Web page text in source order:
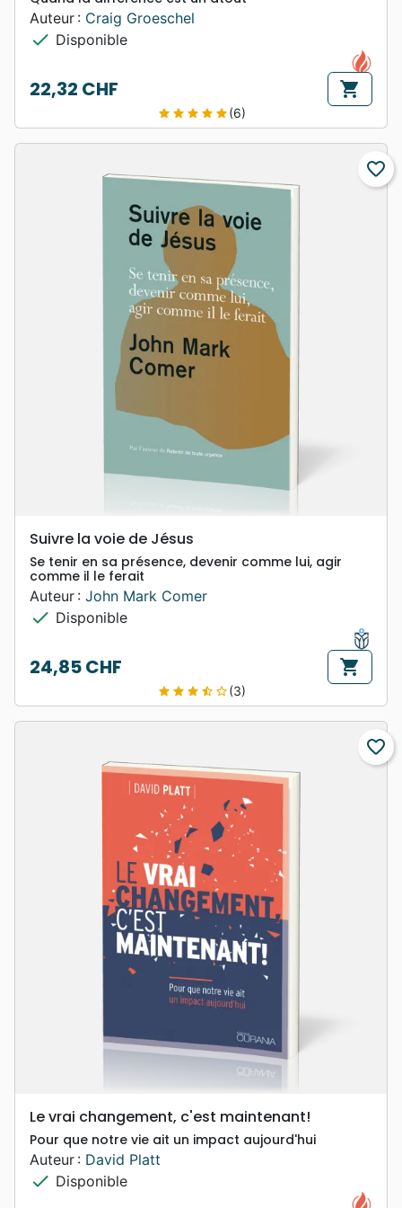
Auteur : Craig Groeschel
check Disponible
Prix
22,32 CHF shopping_cart
star star star star star(6)
favorite_border
Suivre la voie de Jésus
Se tenir en sa présence, devenir comme lui, agir
comme il le ferait
Auteur : John Mark Comer
check Disponible
Prix
24,85 CHF shopping_cart
star star star star_half star_border(3)
favorite_border
Le vrai changement, c'est maintenant!
Pour que notre vie ait un impact aujourd'hui
Auteur : David Platt
check Disponible